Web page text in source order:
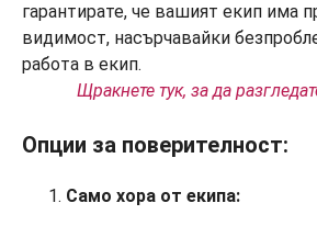
Щракнете тук, за да
Опции за поверителност:
Само хора от екипа: